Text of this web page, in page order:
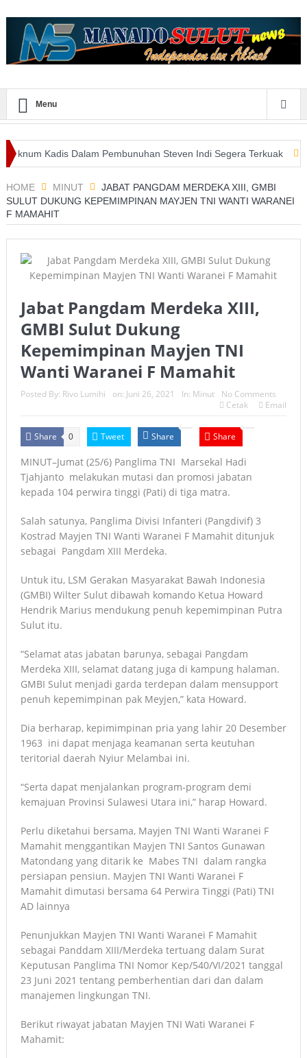
Menu
Dalam Pembunuhan Steven Indi Segera Terkuak Wali Kota
HOME MINUT
JABAT PANGDAM MERDEKA XIII, GMBI
SULUT DUKUNG KEPEMIMPINAN MAYJEN TNI WANTI WARANEI
F MAMAHIT
Jabat Pangdam Merdeka XIII,
GMBI Sulut Dukung
Kepemimpinan Mayjen TNI
Wanti Waranei F Mamahit
Posted By: Rivo Lumihi on: Juni 26, 2021 In: Minut
No Comments
Cetak
Email
Share 0 Tweet Share Share
MINUT–Jumat (25/6) Panglima TNI Marsekal Hadi
Tjahjanto melakukan mutasi dan promosi jabatan
kepada 104 perwira tinggi (Pati) di tiga matra.
Salah satunya, Panglima Divisi Infanteri (Pangdivif) 3
Kostrad Mayjen TNI Wanti Waranei F Mamahit ditunjuk
sebagai Pangdam XIII Merdeka.
Untuk itu, LSM Gerakan Masyarakat Bawah Indonesia
(GMBI) Wilter Sulut dibawah komando Ketua Howard
Hendrik Marius mendukung penuh kepemimpinan Putra
Sulut itu.
“Selamat atas jabatan barunya, sebagai Pangdam
Merdeka XIII, selamat datang juga di kampung halaman.
GMBI Sulut menjadi garda terdepan dalam mensupport
penuh kepemimpinan pak Meyjen,” kata Howard.
Dia berharap, kepimimpinan pria yang lahir 20 Desember
1963 ini dapat menjaga keamanan serta keutuhan
teritorial daerah Nyiur Melambai ini.
“Serta dapat menjalankan program-program demi
kemajuan Provinsi Sulawesi Utara ini,” harap Howard.
Perlu diketahui bersama, Mayjen TNI Wanti Waranei F
Mamahit menggantikan Mayjen TNI Santos Gunawan
Matondang yang ditarik ke Mabes TNI dalam rangka
persiapan pensiun. Mayjen TNI Wanti Waranei F
Mamahit dimutasi bersama 64 Perwira Tinggi (Pati) TNI
AD lainnya
Penunjukkan Mayjen TNI Wanti Waranei F Mamahit
sebagai Panddam XIII/Merdeka tertuang dalam Surat
Keputusan Panglima TNI Nomor Kep/540/VI/2021 tanggal
23 Juni 2021 tentang pemberhentian dari dan dalam
manajemen lingkungan TNI.
Berikut riwayat jabatan Mayjen TNI Wati Waranei F
Mahamit: